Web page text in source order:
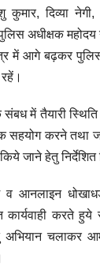
कुमार, दिव्या
अधीक्षक
में आगे बढ़कर
में तैयारी
करने तथा
जाने हेतु निर्देशित
व आनलाइन
कार्यवाही करते
अभियान चलाकर